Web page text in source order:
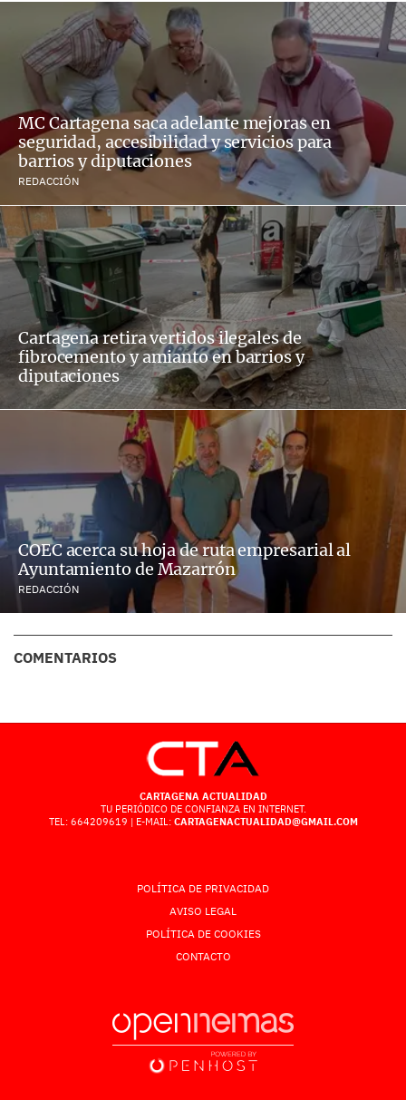
MC Cartagena saca adelante mejoras en
seguridad, accesibilidad y servicios para
barrios y diputaciones
REDACCIÓN
Cartagena retira vertidos ilegales de
fibrocemento y amianto en barrios y
diputaciones
COEC acerca su hoja de ruta empresarial al
Ayuntamiento de Mazarrón
REDACCIÓN
COMENTARIOS
CARTAGENA ACTUALIDAD
TU PERIÓDICO DE CONFIANZA EN INTERNET.
TEL: 664209619 | E-MAIL: CARTAGENACTUALIDAD@GMAIL.COM
POLÍTICA DE PRIVACIDAD
AVISO LEGAL
POLÍTICA DE COOKIES
CONTACTO